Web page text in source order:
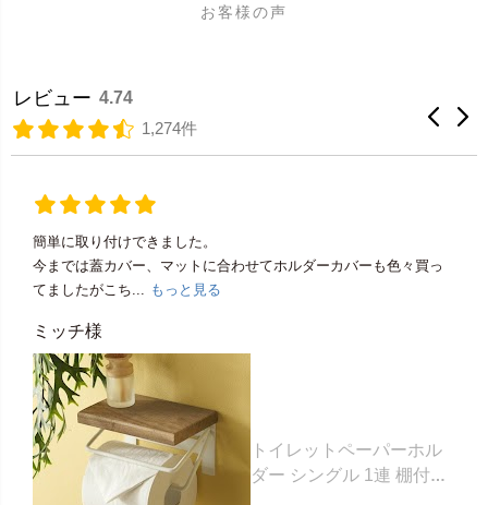
お客様の声
レビュー 4.74
1,274件
簡単に取り付けできました。
今までは蓋カバー、マットに合わせてホルダーカバーも色々買っ
てましたがこち...
もっと見る
ミッチ様
トイレットペーパーホル
ダー シングル 1連 棚付き